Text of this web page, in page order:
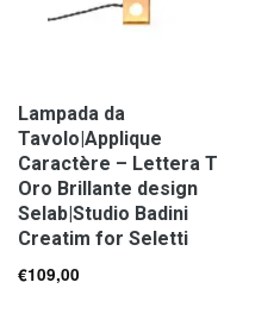
Lampada da
Tavolo|Applique
Caractère – Lettera T
Oro Brillante design
Selab|Studio Badini
Creatim for Seletti
€109,00